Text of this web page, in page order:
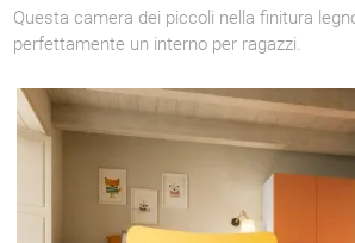
Questa camera dei piccoli nella finitura
perfettamente un interno per ragazzi.